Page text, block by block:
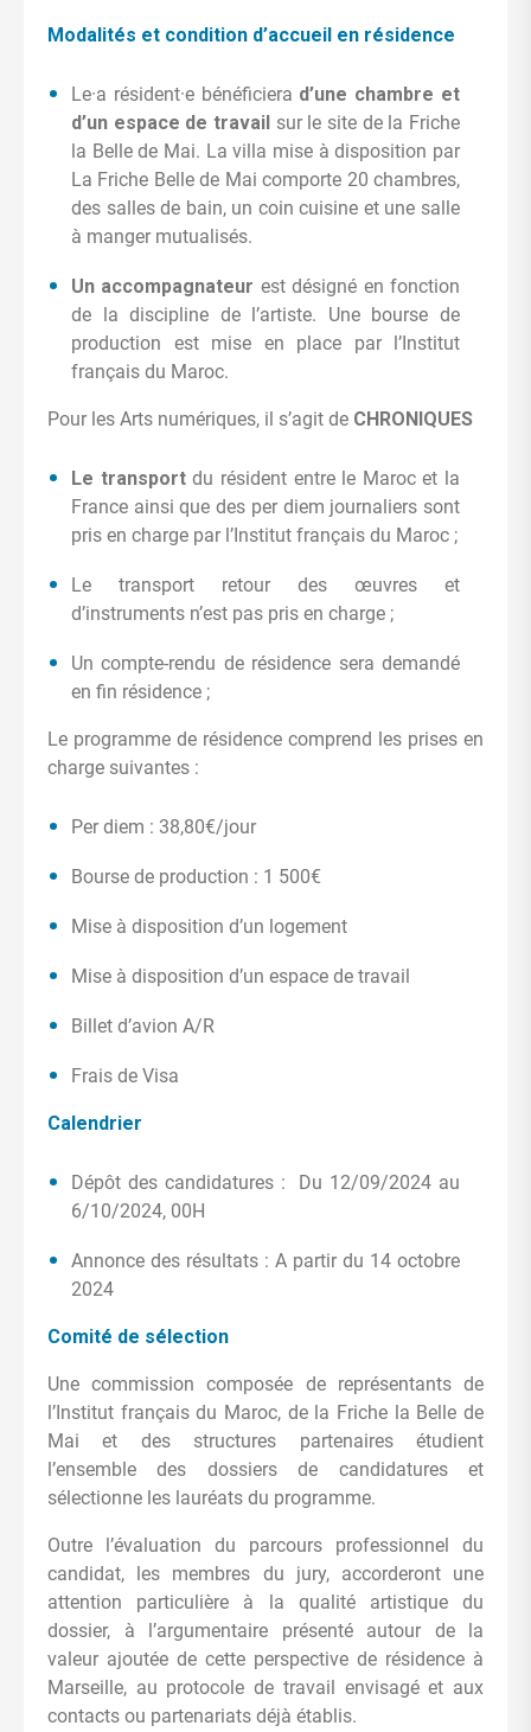
Modalités et condition d’accueil en résidence
Le·a résident·e bénéficiera d’une chambre et
d’un espace de travail sur le site de la Friche
la Belle de Mai. La villa mise à disposition par
La Friche Belle de Mai comporte 20 chambres,
des salles de bain, un coin cuisine et une salle
à manger mutualisés.
Un accompagnateur est désigné en fonction
de la discipline de l’artiste. Une bourse de
production est mise en place par l’Institut
français du Maroc.
Pour les Arts numériques, il s’agit de CHRONIQUES
Le transportdu résident entre le Maroc et la
France ainsi que des per diem journaliers sont
pris en charge par l’Institut français du Maroc ;
Le transport retour des œuvres et
d’instruments n’est pas pris en charge ;
Un compte-rendu de résidence sera demandé
en fin résidence ;
Le programme de résidence comprend les prises en
charge suivantes :
Per diem : 38,80€/jour
Bourse de production : 1 500€
Mise à disposition d’un logement
Mise à disposition d’un espace de travail
Billet d’avion A/R
Frais de Visa
Calendrier
Dépôt des candidatures : Du 12/09/2024 au
6/10/2024, 00H
Annonce des résultats : A partir du 14 octobre
2024
Comité de sélection
Une commission composée de représentants de
l’Institut français du Maroc, de la Friche la Belle de
Mai et des structures partenaires étudient
l’ensemble des dossiers de candidatures et
sélectionne les lauréats du programme.
Outre l’évaluation du parcours professionnel du
candidat, les membres du jury, accorderont une
attention particulière à la qualité artistique du
dossier, à l’argumentaire présenté autour de la
valeur ajoutée de cette perspective de résidence à
Marseille, au protocole de travail envisagé et aux
contacts ou partenariats déjà établis.